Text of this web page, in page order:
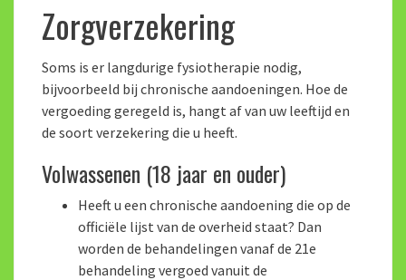
Zorgverzekering
Soms is er langdurige fysiotherapie nodig,
bijvoorbeeld bij chronische aandoeningen. Hoe de
vergoeding geregeld is, hangt af van uw leeftijd en
de soort verzekering die u heeft.
Volwassenen (18 jaar en ouder)
Heeft u een chronische aandoening die op de
officiële lijst van de overheid staat? Dan
worden de behandelingen vanaf de 21e
behandeling vergoed vanuit de